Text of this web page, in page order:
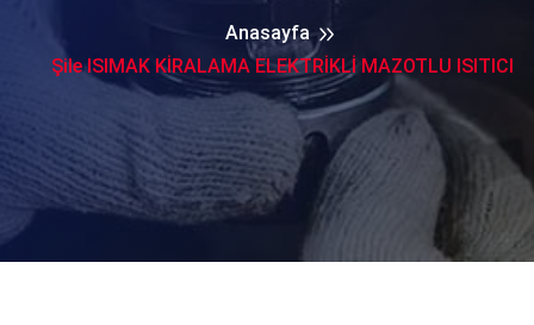
Anasayfa
Şile ISIMAK KİRALAMA ELEKTRİKLİ MAZOTLU ISITICI